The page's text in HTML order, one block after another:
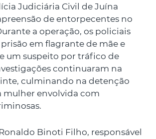
Judiciária Civil de Juína
de entorpecentes no
a operação, os policiais
em flagrante de mãe e
um suspeito por tráfico de
continuaram na
culminando na detenção
mulher envolvida com
Binoti Filho, responsável